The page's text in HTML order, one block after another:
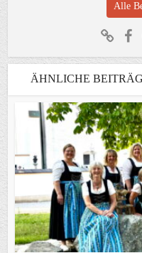
Alle
ÄHNLICHE